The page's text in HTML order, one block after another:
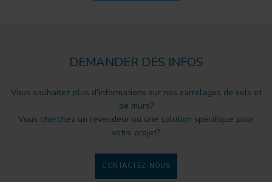
DEMANDER DES INFOS
Vous souhaitez plus d'informations sur nos carrelages de sols et
de murs?
Vous cherchez un revendeur ou une solution spécifique pour
votre projet?
CONTACTEZ-NOUS